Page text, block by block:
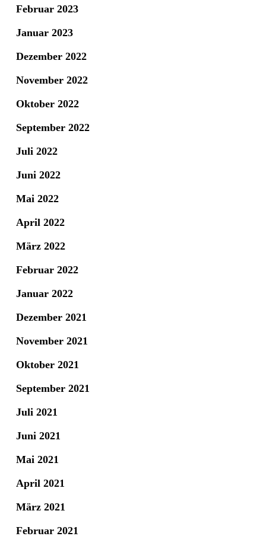
Februar 2023
Januar 2023
Dezember 2022
November 2022
Oktober 2022
September 2022
Juli 2022
Juni 2022
Mai 2022
April 2022
März 2022
Februar 2022
Januar 2022
Dezember 2021
November 2021
Oktober 2021
September 2021
Juli 2021
Juni 2021
Mai 2021
April 2021
März 2021
Februar 2021